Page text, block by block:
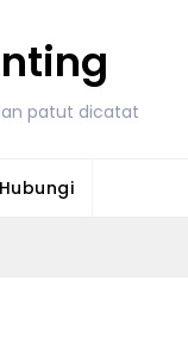
patut dicatat
Hubungi